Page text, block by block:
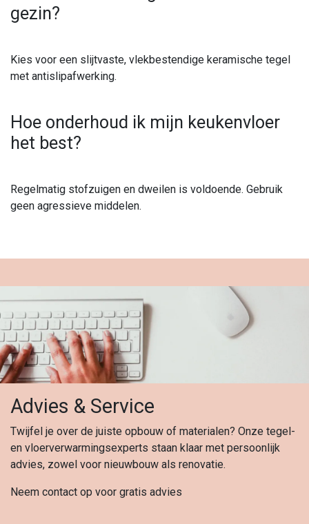
gezin?
Kies voor een slijtvaste, vlekbestendige keramische tegel
met antislipafwerking.
Hoe onderhoud ik mijn keukenvloer
het best?
Regelmatig stofzuigen en dweilen is voldoende. Gebruik
geen agressieve middelen.
Advies & Service
Twijfel je over de juiste opbouw of materialen? Onze tegel-
en vloerverwarmingsexperts staan klaar met persoonlijk
advies, zowel voor nieuwbouw als renovatie.
Neem contact op voor gratis advies